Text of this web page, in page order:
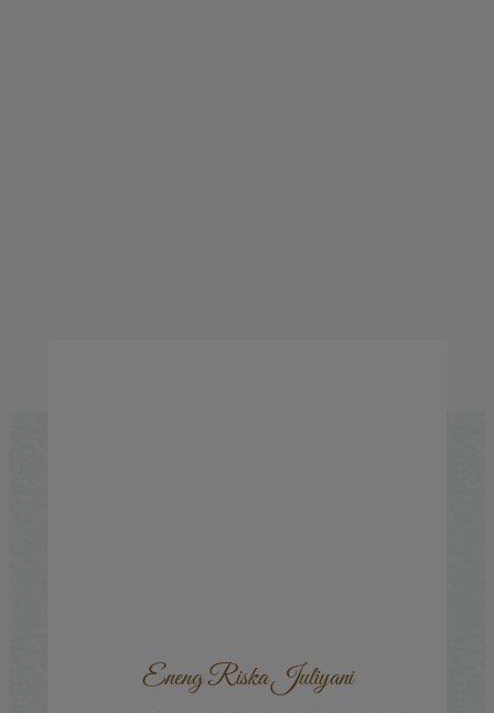
Eneng Riska Juliyani